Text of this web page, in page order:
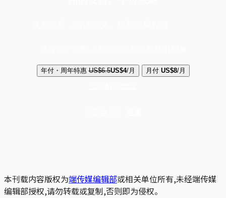
年付・周年特惠 US$6.5US$4/月 月付 US$8/月
本刊载内容版权为端传媒编辑部或相关单位所有,未经端传媒
编辑部授权,请勿转载或复制,否则即为侵权。